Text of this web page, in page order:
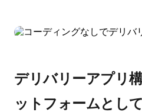
デリバリーアプリ
ットフォームとし